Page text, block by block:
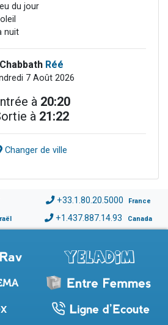
du jour
nuit
Chabbath Réé
7 Août 2026
à 20:20
à 21:22
Changer de ville
+33.1.80.20.5000 France
+1.437.887.14.93 Canada